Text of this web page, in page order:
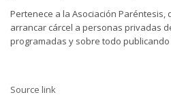
Pertenece a la Asociación Paréntesis,
arrancar cárcel a personas privadas
programadas y sobre todo
Source link